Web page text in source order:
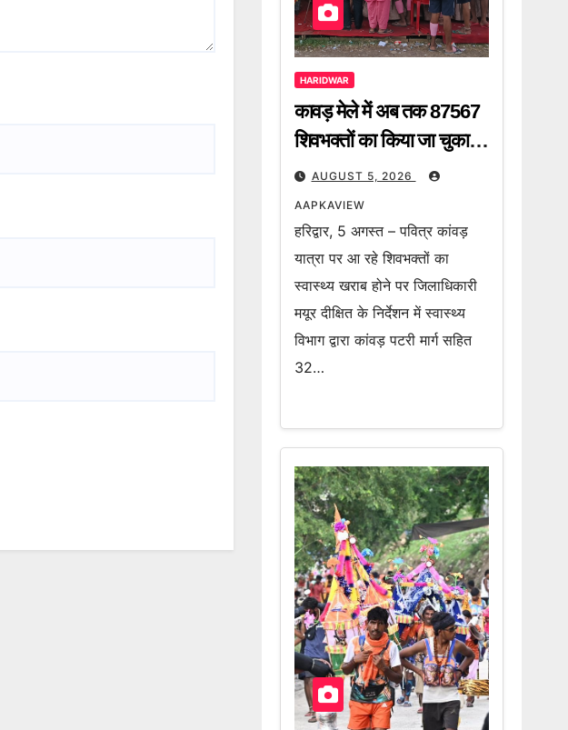
HARIDWAR
कावड़ मेले में अब तक 87567
शिवभक्तों का किया जा चुका है
निशुल्क उपचार
AUGUST 5, 2026
AAPKAVIEW
हरिद्वार, 5 अगस्त – पवित्र कांवड़
यात्रा पर आ रहे शिवभक्तों का
स्वास्थ्य खराब होने पर जिलाधिकारी
मयूर दीक्षित के निर्देशन में स्वास्थ्य
विभाग द्वारा कांवड़ पटरी मार्ग सहित
32…